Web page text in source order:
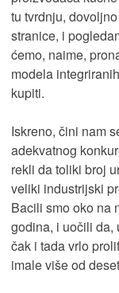
tu tvrdnju,
stranice, i
ćemo, naime,
modela
kupiti.
Iskreno, čini nam
adekvatnog
rekli da toliki broj
veliki industrijski
Bacili smo oko na
godina, i uočili da,
čak i tada vrlo
imale više od